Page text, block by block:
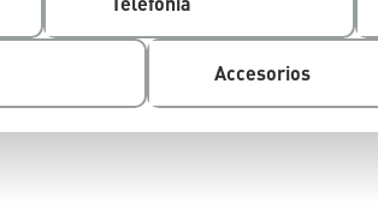
Accesorios